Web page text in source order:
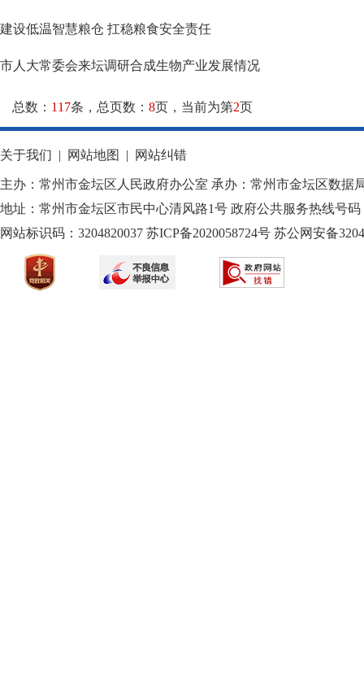
建设低温智慧粮仓 扛稳粮食安全责任
市人大常委会来坛调研合成生物产业发展情况
总数： 117条，总页数： 8页，当前为第2页
关于我们 | 网站地图 | 网站纠错
主办：常州市金坛区人民政府办公室 承办：常州市金坛区数据
地址：常州市金坛区市民中心清风路1号 政府公共服务热线号码
网站标识码：3204820037 苏ICP备2020058724号 苏公网安备